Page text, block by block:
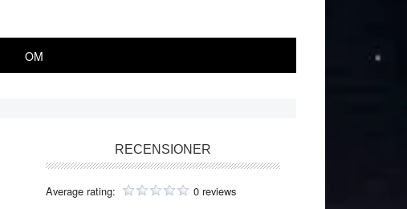
OM
sidofält
RECENSIONER
Average rating: 0 reviews